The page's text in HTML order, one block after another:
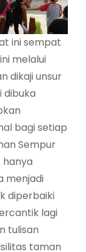
ini sempat
melalui
dikaji unsur
dibuka
bagi setiap
Sempur
hanya
menjadi
diperbaiki
lagi
tulisan
taman